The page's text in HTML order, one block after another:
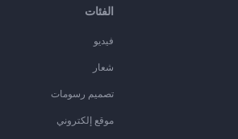
الفئات
فيديو
شعار
تصميم رسومات
موقع إلكتروني